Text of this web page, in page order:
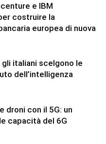
e IBM
costruire la
europea di nuova
italiani scelgono le
dell’intelligenza
droni con il 5G: un
capacità del 6G